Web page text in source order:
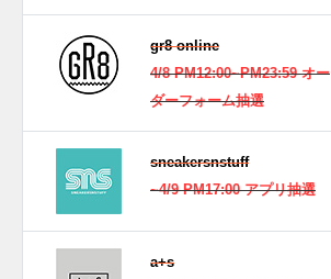
gr8 online
4/8 PM12:00~PM23:59 オー
ダーフォーム抽選
sneakersnstuff
~4/9 PM17:00 アプリ抽選
a+s